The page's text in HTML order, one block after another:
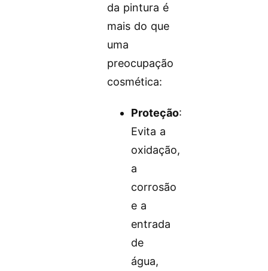
da pintura é
mais do que
uma
preocupação
cosmética:
Proteção:
Evita a
oxidação,
a
corrosão
e a
entrada
de
água,